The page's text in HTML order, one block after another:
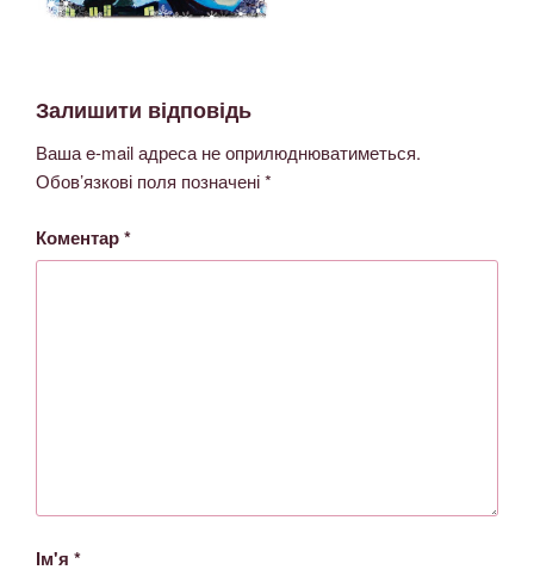
Залишити відповідь
Ваша e-mail адреса не оприлюднюватиметься.
Обов’язкові поля позначені*
Коментар*
Ім'я *